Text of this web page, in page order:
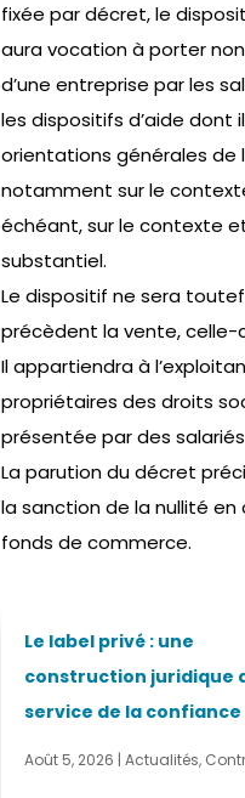
fixée par décret, le
aura vocation à porter
d’une entreprise par les
les dispositifs d’aide dont
orientations générales de
notamment sur le
échéant, sur le contexte
substantiel.
Le dispositif ne sera
précèdent la vente, celle-
Il appartiendra à
propriétaires des droits
présentée par des
La parution du décret
la sanction de la nullité
fonds de commerce.
Le label privé : une
construction juridique
service de la confiance
Août 5, 2026 | Actualités,